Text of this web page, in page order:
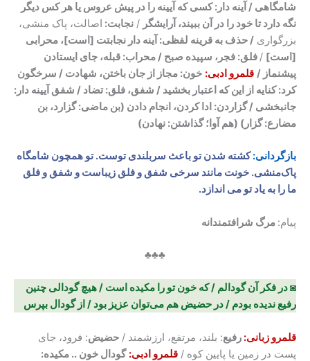
شامگاهی / آینه دار:کسی که آیینه را در پیش عروس یا هر کس دیگر
نگه دارد تا خود را در آن ببیند، آرایشگر / نجابت: اصالت، پاک منشی،
بزرگواری / حذف به قرینه لفظی: آینه دار نجابتت [است]، محرابی
[است] / فلق: فجر، سپیده صبح / محراب: قبله، جای ایستادن
پیشنماز / قلمرو ادبی: خون: مجاز از جان باختن، شهادت / سرخگون
کرد: کنایه از این که اعتبار بخشید / شفق، فلق: تضاد / شفق آیینه دار:
جانبخشی / گزاردن: ادا کردن، انجام دادن (بن ماضی: گزارد، بن
مضارع: گزار) (هم آوا؛ گذاشتن: نهادن)
بازگردانی:کشته شدن تو باعث سربلندی توست. تو همچون شامگاه
پاک‌منشی. خونت مانند سرخی شفق و فلق زیباست و شفق و فلق
ما را به یاد تو می اندازد.
پیام: مرگ شرافتمندانه
♣♣♣
◙ در فکر آن گودالم / که خون تو را مکیده است / هیچ گودالی چنین
رفیع ندیده بودم / در حضیض هم می‌توان عزیز بود / از گودال بپرس
قلمرو زبانی: رفیع: بلند، مرتفع، ارزشمند / حضیض: فرود، جای
پست در زمین یا پایین کوه / قلمرو ادبی: گودال خون .. مکیده: